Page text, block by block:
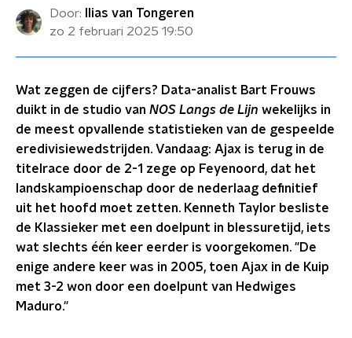
Door:
Ilias van Tongeren
zo 2 februari 2025 19:50
Wat zeggen de cijfers? Data-analist Bart Frouws
duikt in de studio van NOS Langs de Lijn wekelijks in
de meest opvallende statistieken van de gespeelde
eredivisiewedstrijden. Vandaag: Ajax is terug in de
titelrace door de 2-1 zege op Feyenoord, dat het
landskampioenschap door de nederlaag definitief
uit het hoofd moet zetten. Kenneth Taylor besliste
de Klassieker met een doelpunt in blessuretijd, iets
wat slechts één keer eerder is voorgekomen. "De
enige andere keer was in 2005, toen Ajax in de Kuip
met 3-2 won door een doelpunt van Hedwiges
Maduro."